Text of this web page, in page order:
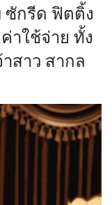
ซักรีด ฟิตติ้ง
าใช้จ่าย ทั้ง
สาว สากล